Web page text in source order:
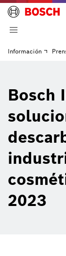
Información
Bosch
2023